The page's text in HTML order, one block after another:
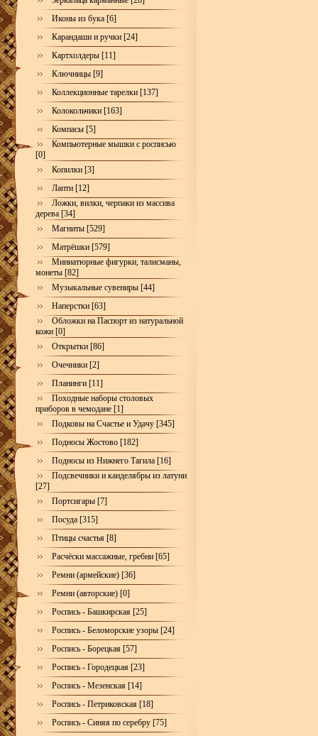
Иконы из бука [6]
Карандаши и ручки [24]
Картхолдеры [11]
Ключницы [9]
Коллекционные тарелки [137]
Колокольчики [163]
Компасы [5]
Компьютерные мышки с росписью
[0]
Копилки [3]
Лапти [12]
Ложки, вилки, черпаки из массива
дерева [34]
Магниты [529]
Матрёшки [579]
Миниатюрные фигурки, талисманы,
монеты [82]
Музыкальные сувениры [44]
Наперстки [63]
Обложки на Паспорт из натуральной
кожи [0]
Открытки [86]
Очечники [2]
Планинги [11]
Походные наборы столовых
приборов в чемодане [1]
Подковы на Счастье и Удачу [345]
Подносы Жостово [182]
Подносы из Нижнего Тагила [16]
Подсвечники и канделябры из латуни
[27]
Портсигары [7]
Посуда [315]
Птицы счастья [8]
Расчёски массажные, гребни [65]
Ремни (армейские) [36]
Ремни (авторские) [0]
Роспись - Башкирская [25]
Роспись - Беломорские узоры [24]
Роспись - Борецкая [57]
Роспись - Городецкая [23]
Роспись - Мезенская [14]
Роспись - Петриковская [18]
Роспись - Синяя по серебру [75]